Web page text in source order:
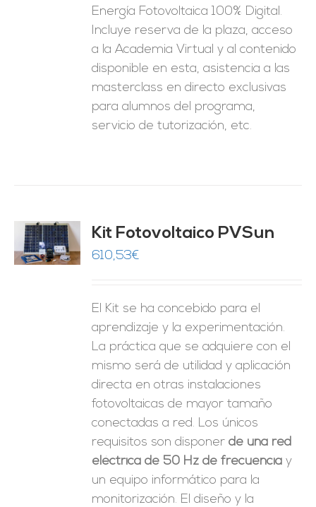
Energía Fotovoltaica 100% Digital.
Incluye reserva de la plaza, acceso
a la Academia Virtual y al contenido
disponible en esta, asistencia a las
masterclass en directo exclusivas
para alumnos del programa,
servicio de tutorización, etc.
Kit Fotovoltaico PVSun
610,53€
El Kit se ha concebido para el
aprendizaje y la experimentación.
La práctica que se adquiere con el
mismo será de utilidad y aplicación
directa en otras instalaciones
fotovoltaicas de mayor tamaño
conectadas a red. Los únicos
requisitos son disponerde una red
eléctrica de 50 Hz de frecuencia y
un equipo informático para la
monitorización. El diseño y la